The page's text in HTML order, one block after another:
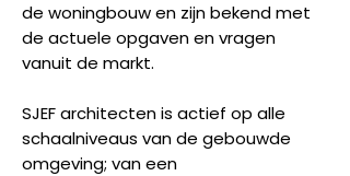
de woningbouw en zijn bekend met
de actuele opgaven en vragen
vanuit de markt.
SJEF architecten is actief op alle
schaalniveaus van de gebouwde
omgeving; van een